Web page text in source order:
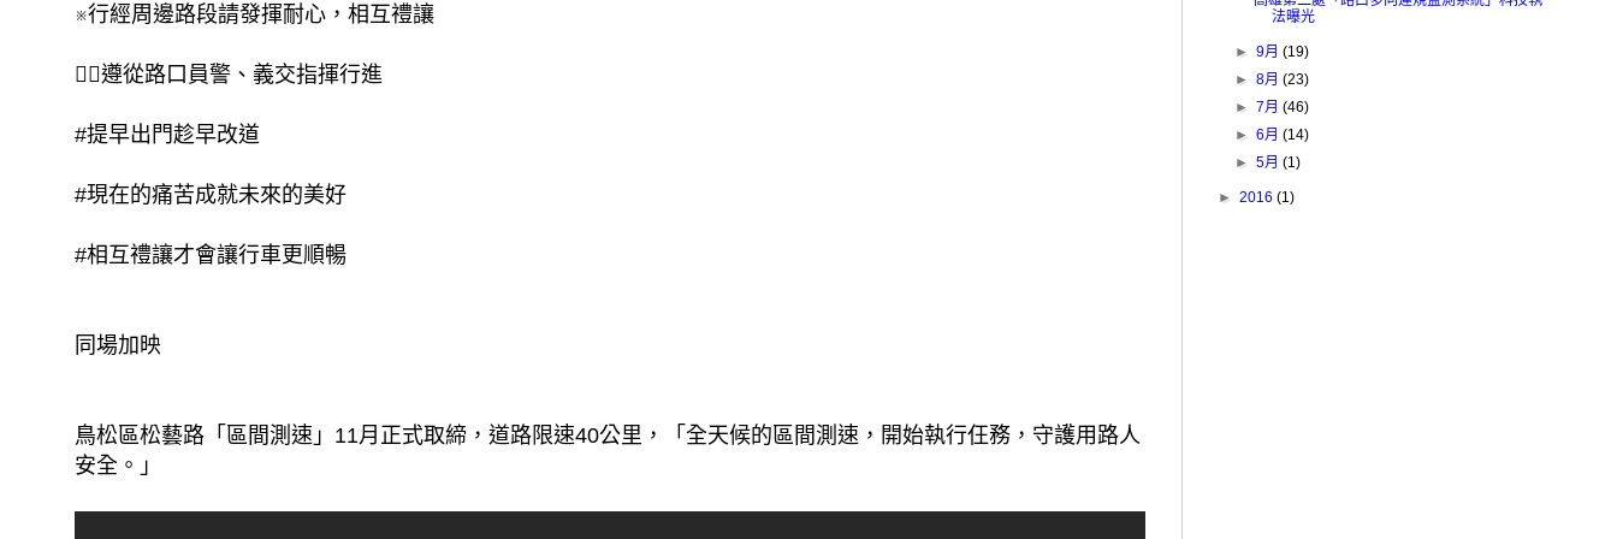
※行經周邊路段請發揮耐心，相互禮讓
👨‍✈️遵從路口員警、義交指揮行進
#提早出門趁早改道
#現在的痛苦成就未來的美好
#相互禮讓才會讓行車更順暢
同場加映
鳥松區松藝路「區間測速」11月正式取締，道路限速40公里，「全天候的區間測速，開始執行仼務，守護用路人
安全。」
法曝光
►9月(19)
►8月(23)
►7月(46)
►6月(14)
►5月(1)
► 2016 (1)